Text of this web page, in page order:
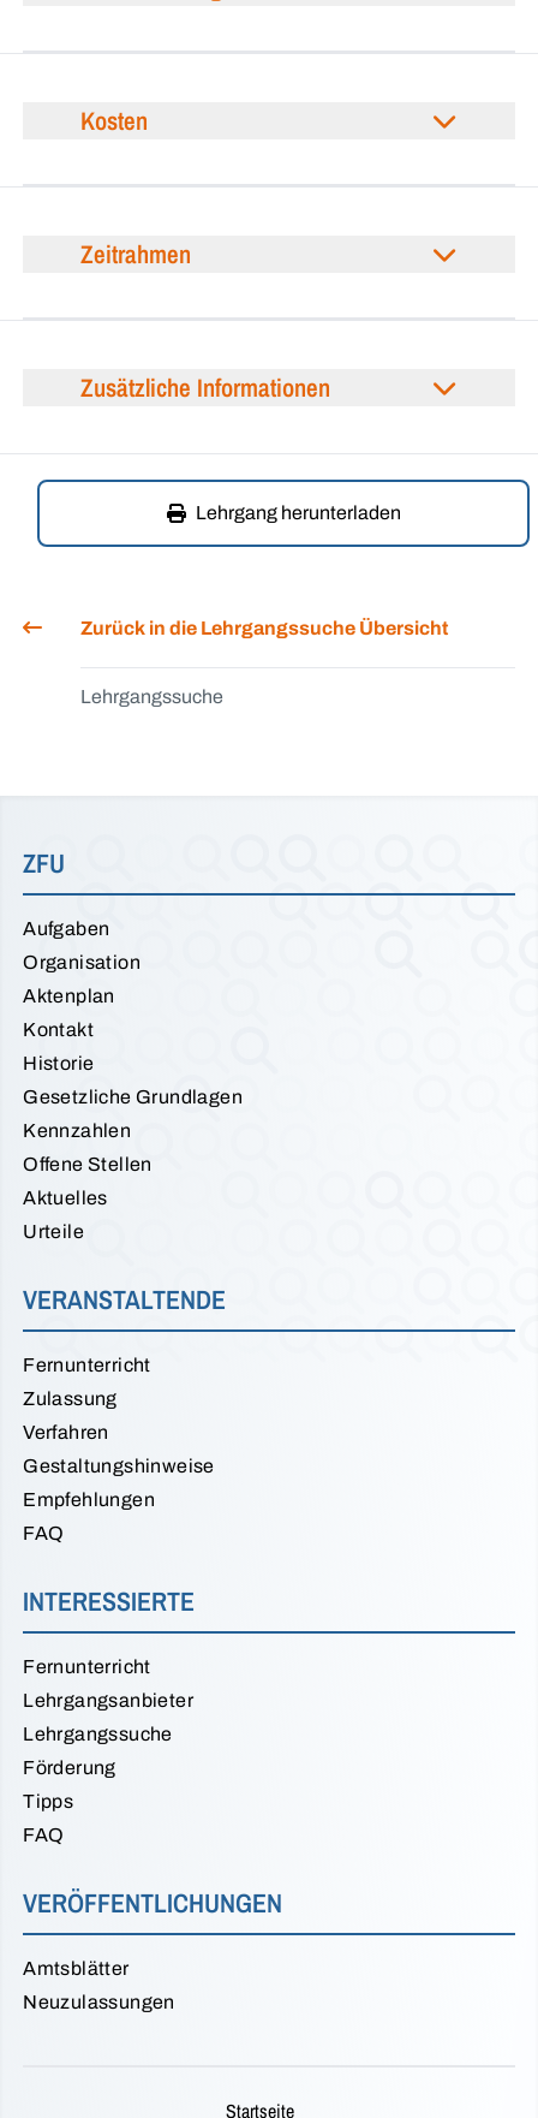
Kosten
Zeitrahmen
Zusätzliche Informationen
Lehrgang herunterladen
Zurück in die Lehrgangssuche Übersicht
Lehrgangssuche
ZFU
Aufgaben
Organisation
Aktenplan
Kontakt
Historie
Gesetzliche Grundlagen
Kennzahlen
Offene Stellen
Aktuelles
Urteile
VERANSTALTENDE
Fernunterricht
Zulassung
Verfahren
Gestaltungshinweise
Empfehlungen
FAQ
INTERESSIERTE
Fernunterricht
Lehrgangsanbieter
Lehrgangssuche
Förderung
Tipps
FAQ
VERÖFFENTLICHUNGEN
Amtsblätter
Neuzulassungen
Startseite